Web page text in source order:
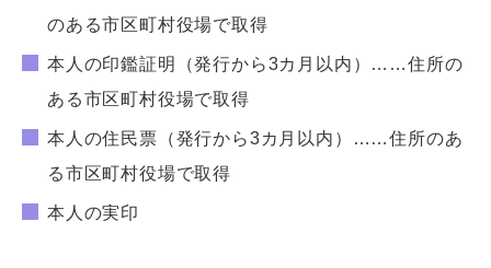
のある市区町村役場で取得
本人の印鑑証明（発行から3カ月以内）……住所の
ある市区町村役場で取得
本人の住民票（発行から3カ月以内）……住所のあ
る市区町村役場で取得
本人の実印